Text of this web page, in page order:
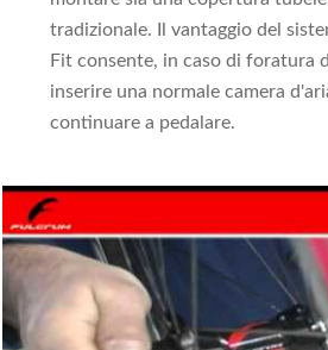
tradizionale. Il vantaggio del
Fit consente, in caso di foratura
inserire una normale camera
continuare a pedalare.